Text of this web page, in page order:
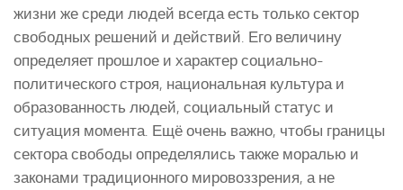
жизни же среди людей всегда есть только сектор
свободных решений и действий. Его величину
определяет прошлое и характер социально-
политического строя, национальная культура и
образованность людей, социальный статус и
ситуация момента. Ещё очень важно, чтобы границы
сектора свободы определялись также моралью и
законами традиционного мировоззрения, а не